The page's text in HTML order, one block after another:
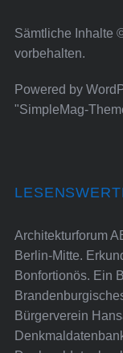
Sämtliche Inhalte
vorbehalten.
Powered by
"SimpleMag-
Architekturforum
Berlin-Mitte.
Bonfortionös. Ein
Bürgerverein